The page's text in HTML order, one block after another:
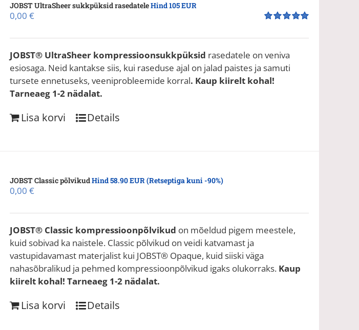
JOBST UltraSheer sukkpüksid rasedateleHind 105 EUR
5.00/ 5
0,00€
JOBST® UltraSheer kompressioonsukkpüksid rasedatele on veniva
esiosaga. Neid kantakse siis, kui raseduse ajal on jalad paistes ja samuti
tursete ennetuseks, veeniprobleemide korral. Kaup kiirelt kohal!
Tarneaeg 1-2 nädalat.
Lisa korvi Details
JOBST Classic põlvikudHind 58.90 EUR (Retseptiga kuni -90%)
0,00€
JOBST® Classic kompressioonpõlvikud on mõeldud pigem meestele,
kuid sobivad ka naistele. Classic põlvikud on veidi katvamast ja
vastupidavamast materjalist kui JOBST® Opaque, kuid siiski väga
nahasõbralikud ja pehmed kompressioonpõlvikud igaks olukorraks. Kaup
kiirelt kohal! Tarneaeg 1-2 nädalat.
Lisa korvi Details